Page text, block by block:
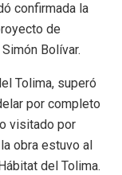
confirmada la
de
Bolívar.
Tolima, superó
por completo
visitado por
obra estuvo al
del Tolima.